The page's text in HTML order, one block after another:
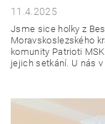
11.4.2025
Jsme sice holky z
Moravskoslezského
komunity Patrioti
jejich setkání. U nás v